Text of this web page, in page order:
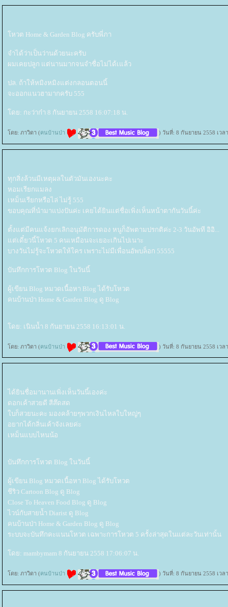
หวต Home & Garden Blog ครับพี่ภา
จำได้ว่าเป็นว่านด้วยนะครับ
ผมเคยปลูก แต่นานมากจนจำชื่อไม่ได้เแล้ว
ปล. ถ้าให้หมิงหมิงแต่งกลอนตอนนี้
จะออกแนวฮามากครับ 555
ดย: กะว่าก๋า 8 กันยายน 2558 16:07:18 น.
ดย: ภาวิดา (คนบ้านป่า ) วันที่: 8 กันยายน 2558 เวล
ทุกสิ่งล้วนมีเหตุผลในตัวมันเองนะคะ
หอมเรียกแมลง
เหม็นเรียกหรือไล่ ไม่รู้ 555
ขอบคุณที่นำมาแบ่งปันค่ะ เคยได้ยินแต่ชื่อเพิ่งเห็นหน้าตากันวันนี้ค่ะ
ตั้งแต่มีคนแจ้งยกเลิกอนุมัติการดอง หนูก็อัพตามปรกติค่ะ 2-3 วันอัพที อิอิ...
ต่เดี๋ยวนี้โหวต 5 คนเหมือนจะเยอะเกินไปเนาะ
บางวันไม่รู้จะโหวตให้ใคร เพราะไม่มีเพื่อนอัพบล็อก 55555
บันทึกการโหวต Blog ในวันนี้
ผู้เขียน Blog หมวดเนื้อหา Blog ได้รับโหวต
คนบ้านป่า Home & Garden Blog ดู Blog
ดย: เนินน้ำ 8 กันยายน 2558 16:13:01 น.
ดย: ภาวิดา (คนบ้านป่า ) วันที่: 8 กันยายน 2558 เวล
ได้ยินชื่อมานานเพิ่งเห็นวันนี้เองค่ะ
ดอกเค้าสวยดี สีส๊ดสด
บก็สวยนะคะ มองคล้ายๆพวกเงินไหลใบใหญ่ๆ
อยากได้กลิ่นเค้าจังเลยค่ะ
เหม็นแบบไหนน้อ
บันทึกการโหวต Blog ในวันนี้
ผู้เขียน Blog หมวดเนื้อหา Blog ได้รับโหวต
ชีริว Cartoon Blog ดู Blog
Close To Heaven Food Blog ดู Blog
ไวน์กับสายน้ำ Diarist ดู Blog
คนบ้านป่า Home & Garden Blog ดู Blog
ระบบจะบันทึกคะแนนโหวต เฉพาะการโหวต 5 ครั้งล่าสุดในแต่ละวันเท่านั้น
ดย: mambymam 8 กันยายน 2558 17:06:07 น.
ดย: ภาวิดา (คนบ้านป่า ) วันที่: 8 กันยายน 2558 เวล